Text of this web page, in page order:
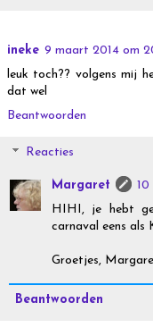
ineke 9 maart 2014 om
leuk toch?? volgens mij
dat wel
Beantwoorden
Reacties
Margaret
10
HIHI, je hebt
carnaval eens als
Groetjes,
Beantwoorden